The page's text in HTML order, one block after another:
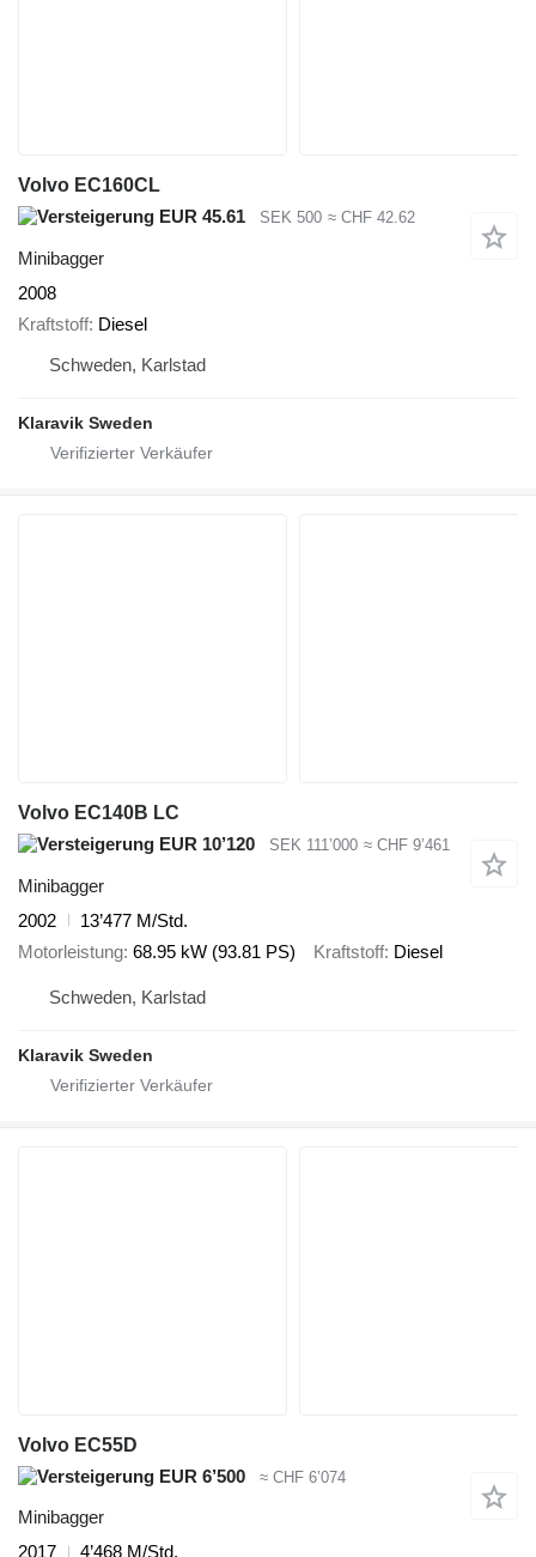
Volvo EC160CL
EUR 45.61
SEK 500 ≈ CHF 42.62
Minibagger
2008
Kraftstoff Diesel
Schweden, Karlstad
Klaravik Sweden
Volvo EC140B LC
EUR 10’120
SEK 111’000 ≈ CHF 9’461
Minibagger
2002
13’477 M/Std.
Motorleistung 68.95 kW (93.81 PS) Kraftstoff Diesel
Schweden, Karlstad
Klaravik Sweden
Volvo EC55D
EUR 6’500
≈ CHF 6’074
Minibagger
2017
4’468 M/Std.